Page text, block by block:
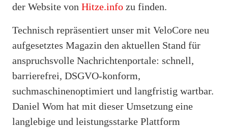
der Website von Hitze.info zu finden.
Technisch repräsentiert unser mit VeloCore neu
aufgesetztes Magazin den aktuellen Stand für
anspruchsvolle Nachrichtenportale: schnell,
barrierefrei, DSGVO-konform,
suchmaschinenoptimiert und langfristig wartbar.
Daniel Wom hat mit dieser Umsetzung eine
langlebige und leistungsstarke Plattform